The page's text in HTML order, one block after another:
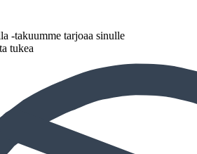
-takuumme tarjoaa sinulle
tukea